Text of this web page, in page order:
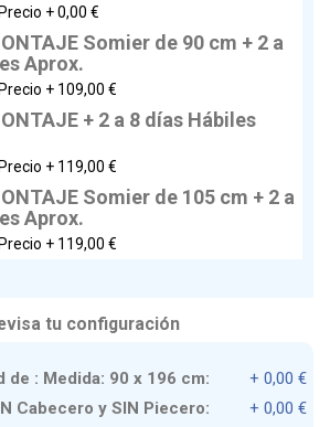
+0,00 €
Somier de 90 cm + 2 a
Aprox.
+ 109,00 €
+ 2 a 8 días Hábiles
+ 119,00 €
Somier de 105 cm + 2 a
Aprox.
+ 119,00 €
tu configuración
de : Medida: 90 x 196 cm:
+ 0,00 €
Cabecero y SIN Piecero:
+ 0,00 €